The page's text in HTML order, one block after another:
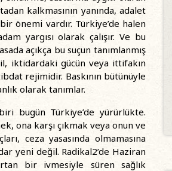
kalkmasının yanında, adalet
önemi vardır. Türkiye’de halen
yargısı olarak çalışır. Ve bu
açıkça bu suçun tanımlanmış
iktidardaki gücün veya ittifakın
rejimidir. Baskının bütünüyle
olarak tanımlar.
bugün Türkiye’de yürürlükte.
ona karşı çıkmak veya onun ve
ceza yasasında olmamasına
yeni değil. Radikal2’de Haziran
bir ivmesiyle süren sağlık